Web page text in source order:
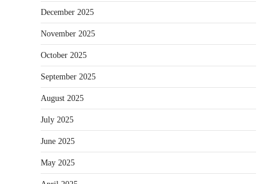
December 2025
November 2025
October 2025
September 2025
August 2025
July 2025
June 2025
May 2025